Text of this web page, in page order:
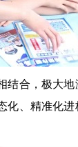
合，极大地
、精准化